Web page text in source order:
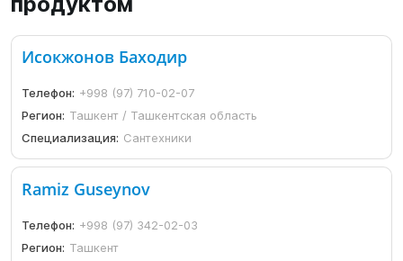
Исокжонов Баходир
Телефон: +998 (97) 710-02-07
Регион: Ташкент / Ташкентская область
Специализация: Сантехники
Ramiz Guseynov
Телефон: +998 (97) 342-02-03
Регион: Ташкент